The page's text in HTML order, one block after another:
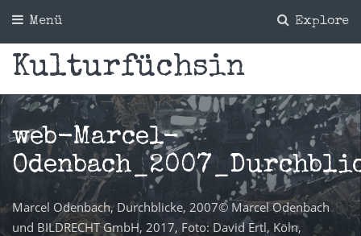
Explore
Menü
Kulturfüchsin
web-Marcel-
Marcel Odenbach, Durchblicke, 2007© Marcel Odenbach
und BILDRECHT GmbH, 2017, Foto: David Ertl, Köln,